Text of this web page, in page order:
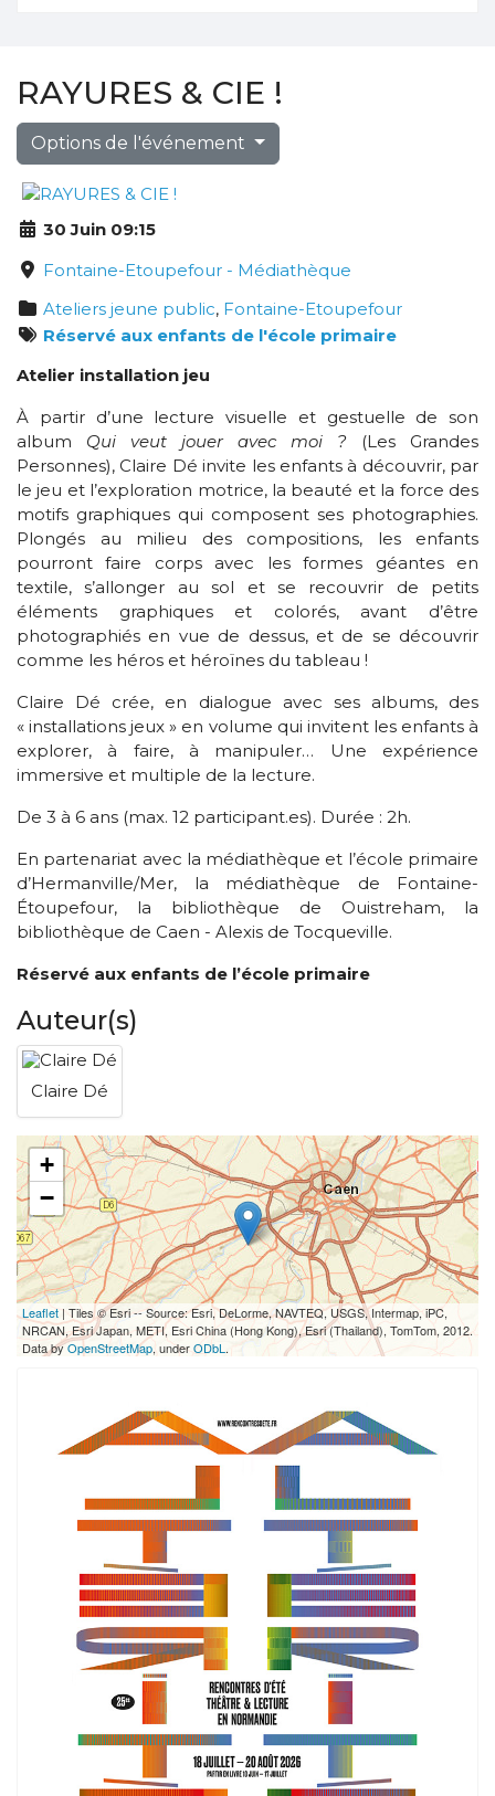
RAYURES & CIE !
Options de l'événement
30 Juin 09:15
Fontaine-Etoupefour - Médiathèque
Ateliers jeune public, Fontaine-Etoupefour
Réservé aux enfants de l'école primaire
Atelier installation jeu
À partir d’une lecture visuelle et gestuelle de son
album Qui veut jouer avec moi ? (Les Grandes
Personnes), Claire Dé invite les enfants à découvrir, par
le jeu et l’exploration motrice, la beauté et la force des
motifs graphiques qui composent ses photographies.
Plongés au milieu des compositions, les enfants
pourront faire corps avec les formes géantes en
textile, s’allonger au sol et se recouvrir de petits
éléments graphiques et colorés, avant d’être
photographiés en vue de dessus, et de se découvrir
comme les héros et héroïnes du tableau !
Claire Dé crée, en dialogue avec ses albums, des
« installations jeux » en volume qui invitent les enfants à
explorer, à faire, à manipuler… Une expérience
immersive et multiple de la lecture.
De 3 à 6 ans (max. 12 participant.es). Durée : 2h.
En partenariat avec la médiathèque et l’école primaire
d’Hermanville/Mer, la médiathèque de Fontaine-
Étoupefour, la bibliothèque de Ouistreham, la
bibliothèque de Caen - Alexis de Tocqueville.
Réservé aux enfants de l’école primaire
Auteur(s)
Claire Dé
+
−
Leaflet | Tiles © Esri -- Source: Esri, DeLorme, NAVTEQ, USGS, Intermap, iPC,
NRCAN, Esri Japan, METI, Esri China (Hong Kong), Esri (Thailand), TomTom, 2012.
Data byOpenStreetMap, underODbL .